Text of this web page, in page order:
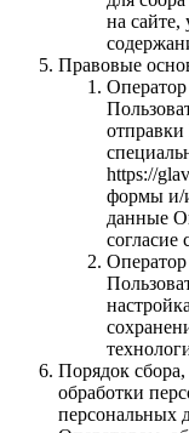
на сайте,
Правовые
отправки
https://
формы и/
данные
согласие
Порядок
обработки
персональных